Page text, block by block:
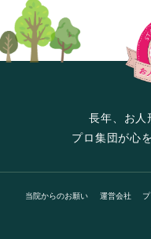
長年、お人
プロ集団が心
当院からのお願い 運営会社